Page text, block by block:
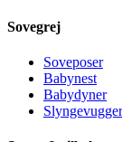
Sovegrej
Soveposer
Babynest
Babydyner
Slyngevugger